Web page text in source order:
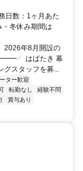
日数：1ヶ月あた
冬休み期間は
年8月開設の
はばたき 幕
スタッフを募...
ター歓迎
転勤なし
経験不問
賞与あり